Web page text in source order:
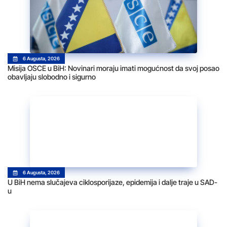
6 Augusta, 2026
Misija OSCE u BiH: Novinari moraju imati mogućnost da svoj posao
obavljaju slobodno i sigurno
6 Augusta, 2026
U BiH nema slučajeva ciklosporijaze, epidemija i dalje traje u SAD-
u